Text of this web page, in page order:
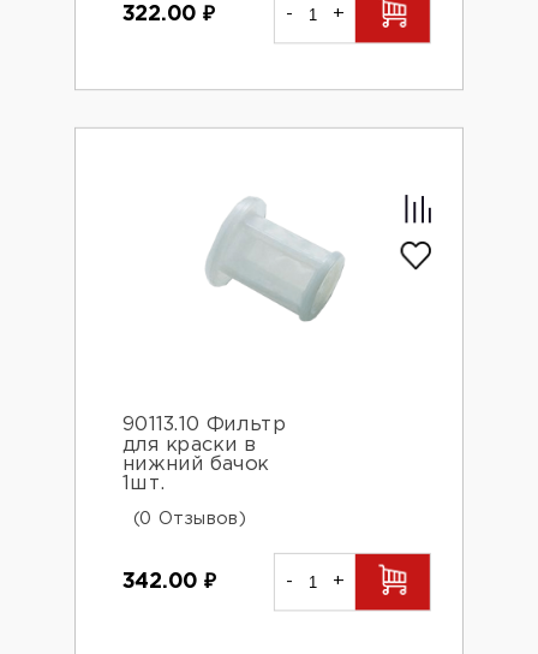
322.00 ₽ - +
90113.10 Фильтр
для краски в
нижний бачок
1шт.
(0 Отзывов)
342.00 ₽ - +